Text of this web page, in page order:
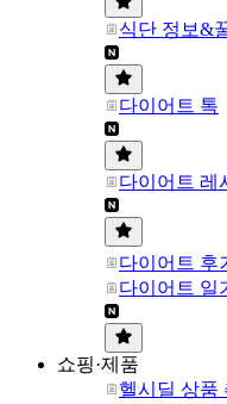
식단 정보&
다이어트 톡
다이어트 레
다이어트 후
다이어트 일
쇼핑·제품
헬시딜 상품